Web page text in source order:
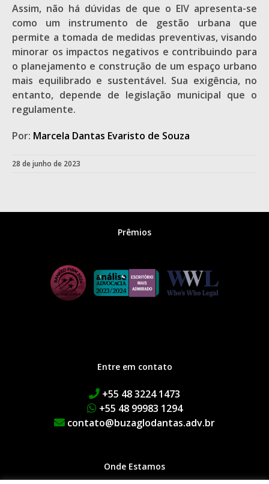
Assim, não há dúvidas de que o EIV apresenta-se
como um instrumento de gestão urbana que
permite a tomada de medidas preventivas, visando
minorar os impactos negativos e contribuindo para
o planejamento e construção de um espaço urbano
mais equilibrado e sustentável. Sua exigência, no
entanto, depende de legislação municipal que o
regulamente.
Por: Marcela Dantas Evaristo de Souza
28 de junho de 2023
Prêmios
Entre em contato
+55 48 3224 1473
+55 48 99983 1294
contato@buzaglodantas.adv.br
Onde Estamos